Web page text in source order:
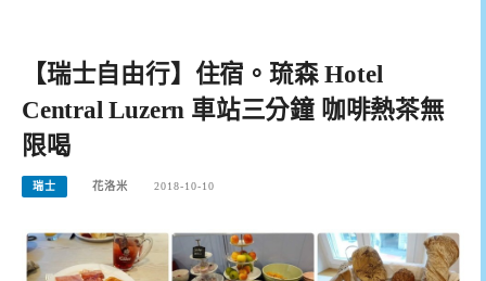
【瑞士自由行】住宿。琉森 Hotel
Central Luzern 車站三分鐘 咖啡熱茶無
限喝
瑞士 花洛米 2018-10-10